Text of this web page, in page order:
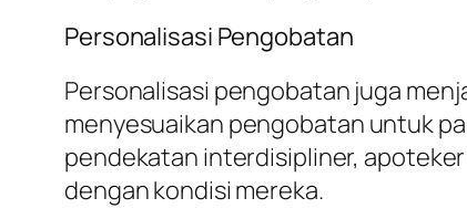
Personalisasi Pengobatan
Personalisasi pengobatan juga
menyesuaikan pengobatan untuk
pendekatan interdisipliner,
dengan kondisi mereka.